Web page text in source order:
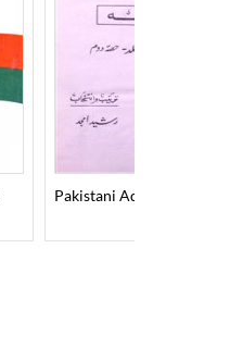
Pakistani Adab (Drama)